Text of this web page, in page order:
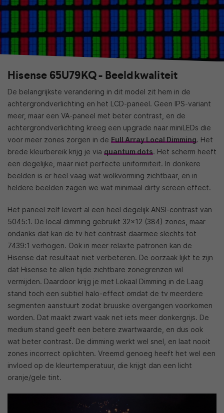
Hisense 65U79KQ - Beeldkwaliteit
De belangrijkste verandering in dit model zit hem in de
achtergrondverlichting en het LCD-paneel. Geen IPS-variant
meer, maar een VA-paneel met beter contrast, en de
achtergrondverlichting kreeg een upgrade naar miniLEDs die
voor meer zones zorgen in de Full Array Local Dimming. Het
brede kleurbereik krijg je via quantum dots. Het scherm heeft
een degelijke, maar niet perfecte uniformiteit. In donkere
beelden is er heel vaag wat wolkvorming zichtbaar, en in
heldere beelden zagen we wat minimaal dirty screen effect.
Het paneel zelf levert al een heel degelijk ANSI-contrast van
5045:1. De local dimming gebruikt 32×12 (384) zones, maar
ondanks dat kan de tv het contrast daarmee slechts tot
7439:1 verhogen. Ook in meer relaxte patronen kan de
Hisense dat resultaat niet verbeteren. De oorzaak lijkt te zijn
dat Hisense te allen tijde zichtbare zonegrenzen wil
vermijden. Daardoor krijg je met Lokaal Dimming in de Laag
stand toch een subtiel halo-effect omdat de tv meerdere
segmenten aanstuurt zodat bruuske overgangen voorkomen
worden. Dat maakt zwart vaak net iets meer donkergrijs. De
medium stand geeft een betere zwartwaarde, en dus ook
wat beter contrast. De dimming werkt wel snel, en laat nooit
zones incorrect oplichten. Vreemd genoeg heeft het wel een
invloed op de kleurtemperatuur, die krijgt dan een licht
oranje/gele tint.